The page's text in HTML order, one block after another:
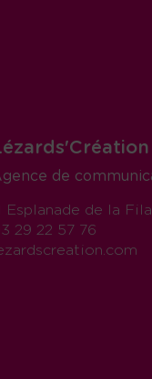
de
Esplanade de la
29 22 57 76